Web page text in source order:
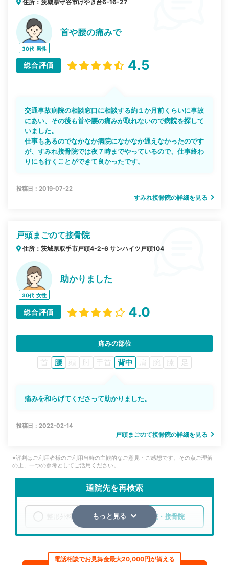
住所：茨城県守谷市けやき台6-16-27
30代 男性
首や腰の痛みで
総合評価 4.5
交通事故病院の相談窓口に相談する約１か月前くらいに事故
にあい、その後も首や腰の痛みが取れないので病院を探して
いました。
仕事もあるのでなかなか病院になかなか通えなかったのです
が、すみれ接骨院では夜７時までやっているので、仕事終わ
りにも行くことができて良かったです。
投稿日：2019-07-22
すみれ接骨院の詳細を見る
戸頭まごのて接骨院
住所：茨城県取手市戸頭4-2-6 サンハイツ戸頭104
30代 女性
助かりました
総合評価 4.0
痛みの部位
首 腰 頭 肘 手首 背中 肩 腕 膝 足
痛みを和らげてくださって助かりました。
投稿日：2022-02-14
戸頭まごのて接骨院の詳細を見る
※評判はご利用者様のご利用当時の主観的なご意見・ご感想です。その点ご理解
の上、一つの参考としてご活用ください。
通院先を再検索
整形外科 整骨院・接骨院
もっと見る
電話相談でお見舞金最大20,000円が貰える